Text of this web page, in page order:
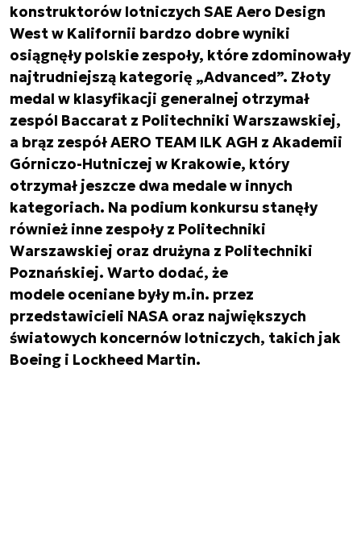
konstruktorów lotniczych SAE Aero Design
West w Kalifornii bardzo dobre wyniki
osiągnęły polskie zespoły, które zdominowały
najtrudniejszą kategorię „Advanced”. Złoty
medal w klasyfikacji generalnej otrzymał
zespól Baccarat z Politechniki Warszawskiej,
a brąz zespół AERO TEAM ILK AGH z Akademii
Górniczo-Hutniczej w Krakowie, który
otrzymał jeszcze dwa medale w innych
kategoriach. Na podium konkursu stanęły
również inne zespoły z Politechniki
Warszawskiej oraz drużyna z Politechniki
Poznańskiej. Warto dodać, że
modele oceniane były m.in. przez
przedstawicieli NASA oraz największych
światowych koncernów lotniczych, takich jak
Boeing i Lockheed Martin.